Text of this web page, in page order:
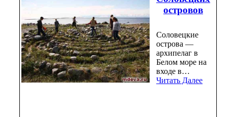
островов
Соловецкие
острова —
архипелаг в
Белом море на
входе в…
Читать Далее